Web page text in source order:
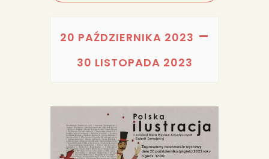
20 PAŹDZIERNIKA 2023 –
30 LISTOPADA 2023